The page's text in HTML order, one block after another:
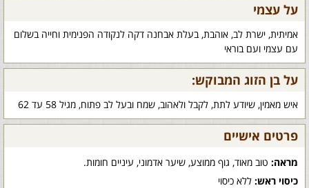
על עצמי
אמיתית, ישרת לב, אוהבת, בעלת אבחנה דקה לנקודה הפנימית וחייה בשלום
עם עצמי ועם בוראי
על בן הזוג המבוקש:
איש מאמין, שיודע לתת, לקבל ולאהוב, שמח ובעל לב פתוח, מגיל 58 עד 62
פרטים אישיים
מראה: טוב מאוד, גוף ממוצע, שיער אדמוני, עיניים חומות.
כיסוי ראש: ללא כיסוי